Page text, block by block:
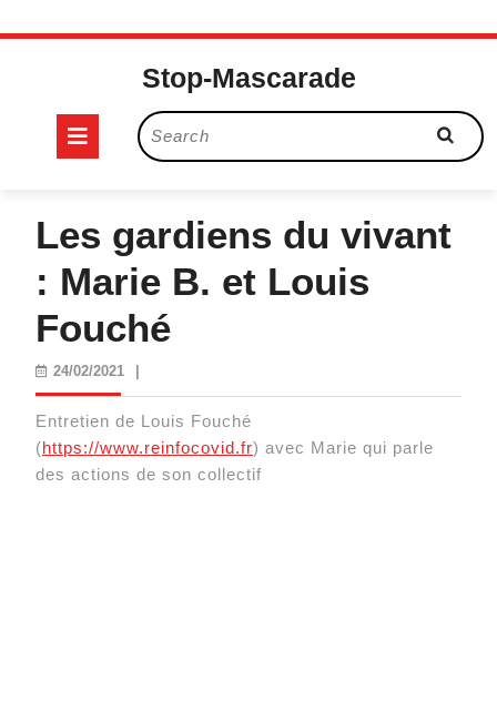
Skip
Stop-Mascarade
Open
Search
for:
Les gardiens du vivant
: Marie B. et Louis
Fouché
24/02/202124/02/2021
Entretien de Louis Fouché
(https://www.reinfocovid.fr) avec Marie qui parle
des actions de son collectif